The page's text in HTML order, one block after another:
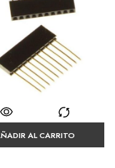
AL CARRITO